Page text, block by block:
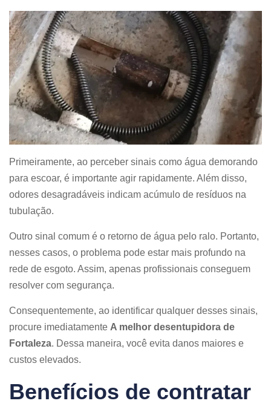
Primeiramente, ao perceber sinais como água demorando
para escoar, é importante agir rapidamente. Além disso,
odores desagradáveis indicam acúmulo de resíduos na
tubulação.
Outro sinal comum é o retorno de água pelo ralo. Portanto,
nesses casos, o problema pode estar mais profundo na
rede de esgoto. Assim, apenas profissionais conseguem
resolver com segurança.
Consequentemente, ao identificar qualquer desses sinais,
procure imediatamente A melhor desentupidora de
Fortaleza. Dessa maneira, você evita danos maiores e
custos elevados.
Benefícios de contratar